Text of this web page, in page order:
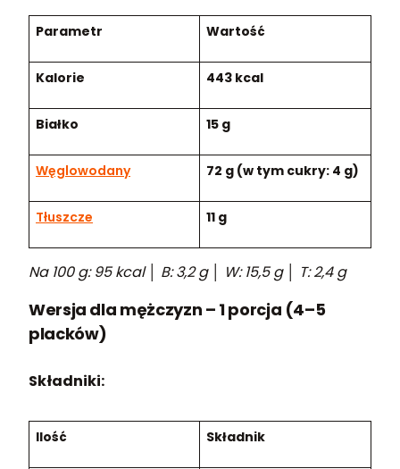
Parametr Wartość
Kalorie 443 kcal
Białko 15 g
Węglowodany 72 g (w tym cukry: 4 g)
Tłuszcze 11 g
Na 100 g: 95 kcal │ B: 3,2 g │ W: 15,5 g │ T: 2,4 g
Wersja dla mężczyzn – 1 porcja (4–5
placków)
Składniki:
Ilość Składnik